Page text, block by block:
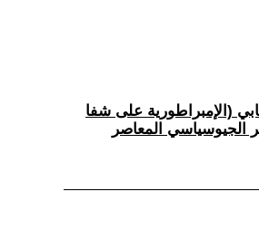
(الإمبراطورية على شفا
الجيوسياسي المعاصر